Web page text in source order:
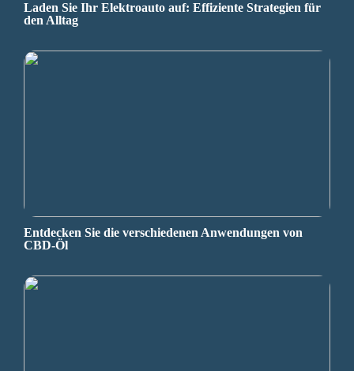
Laden Sie Ihr Elektroauto auf: Effiziente Strategien für
den Alltag
Entdecken Sie die verschiedenen Anwendungen von
CBD-Öl